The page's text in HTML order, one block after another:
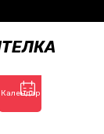
10.08.2026
Календар